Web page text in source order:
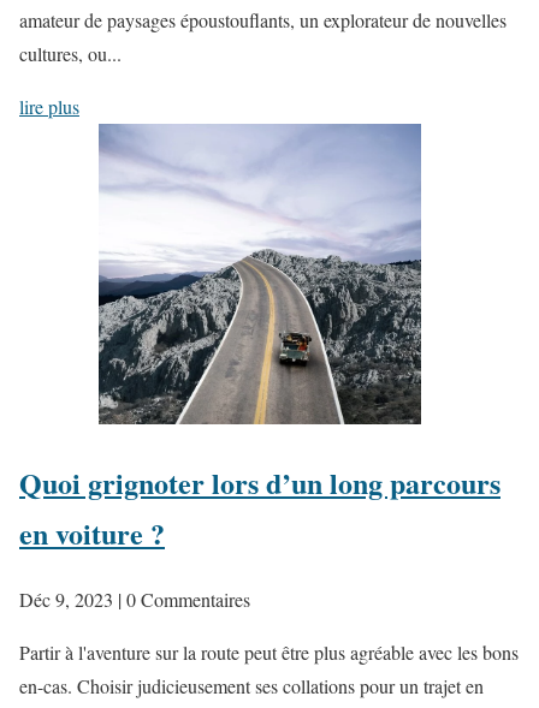
amateur de paysages époustouflants, un explorateur de nouvelles
cultures, ou...
lire plus
Quoi grignoter lors d’un long parcours
en voiture ?
Déc 9, 2023 | 0 Commentaires
Partir à l'aventure sur la route peut être plus agréable avec les bons
en-cas. Choisir judicieusement ses collations pour un trajet en